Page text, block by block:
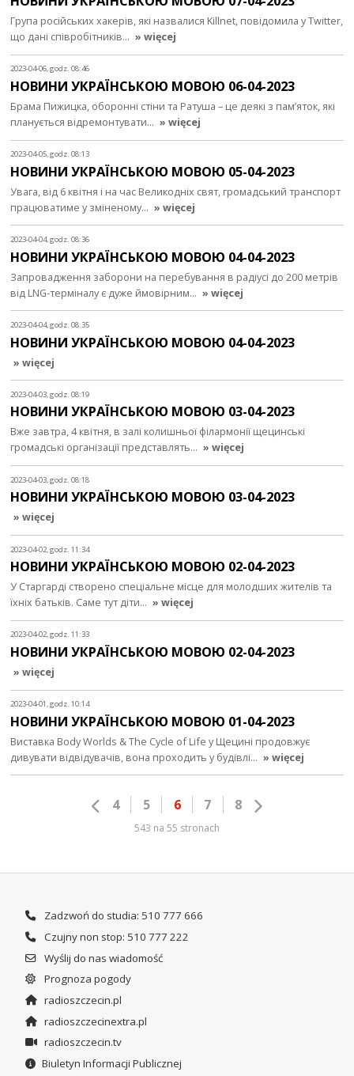
Група російських хакерів, які назвалися Killnet, повідомила у Twitter,
що дані співробітників… » więcej
2023-04-06, godz. 08:46
НОВИНИ УКРАЇНСЬКОЮ МОВОЮ 06-04-2023
Брама Пижицка, оборонні стіни та Ратуша – це деякі з пам’яток, які
планується відремонтувати… » więcej
2023-04-05, godz. 08:13
НОВИНИ УКРАЇНСЬКОЮ МОВОЮ 05-04-2023
Увага, від 6 квітня і на час Великодніх свят, громадський транспорт
працюватиме у зміненому… » więcej
2023-04-04, godz. 08:36
НОВИНИ УКРАЇНСЬКОЮ МОВОЮ 04-04-2023
Запровадження заборони на перебування в радіусі до 200 метрів
від LNG-терміналу є дуже ймовірним… » więcej
2023-04-04, godz. 08:35
НОВИНИ УКРАЇНСЬКОЮ МОВОЮ 04-04-2023
» więcej
2023-04-03, godz. 08:19
НОВИНИ УКРАЇНСЬКОЮ МОВОЮ 03-04-2023
Вже завтра, 4 квітня, в залі колишньої філармонії щецинські
громадські організації представлять… » więcej
2023-04-03, godz. 08:18
НОВИНИ УКРАЇНСЬКОЮ МОВОЮ 03-04-2023
» więcej
2023-04-02, godz. 11:34
НОВИНИ УКРАЇНСЬКОЮ МОВОЮ 02-04-2023
У Старгарді створено спеціальне місце для молодших жителів та
їхніх батьків. Саме тут діти… » więcej
2023-04-02, godz. 11:33
НОВИНИ УКРАЇНСЬКОЮ МОВОЮ 02-04-2023
» więcej
2023-04-01, godz. 10:14
НОВИНИ УКРАЇНСЬКОЮ МОВОЮ 01-04-2023
Виставка Body Worlds & The Cycle of Life у Щецині продовжує
дивувати відвідувачів, вона проходить у будівлі… » więcej
4 5 6 7 8
543 na 55 stronach
Zadzwoń do studia: 510 777 666
Czujny non stop: 510 777 222
Wyślij do nas wiadomość
Prognoza pogody
radioszczecin.pl
radioszczecinextra.pl
radioszczecin.tv
Biuletyn Informacji Publicznej